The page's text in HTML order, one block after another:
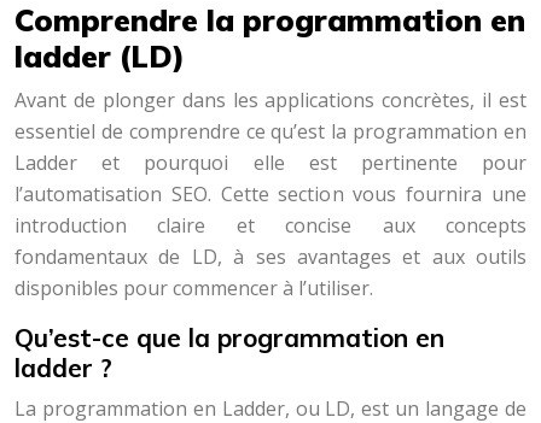
Comprendre la programmation en
ladder (LD)
Avant de plonger dans les applications concrètes, il est
essentiel de comprendre ce qu’est la programmation en
Ladder et pourquoi elle est pertinente pour
l’automatisation SEO. Cette section vous fournira une
introduction claire et concise aux concepts
fondamentaux de LD, à ses avantages et aux outils
disponibles pour commencer à l’utiliser.
Qu’est-ce que la programmation en
ladder ?
La programmation en Ladder, ou LD, est un langage de